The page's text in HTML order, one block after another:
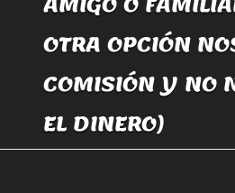
OTRA OPCIÓN
COMISIÓN Y NO
EL DINERO)